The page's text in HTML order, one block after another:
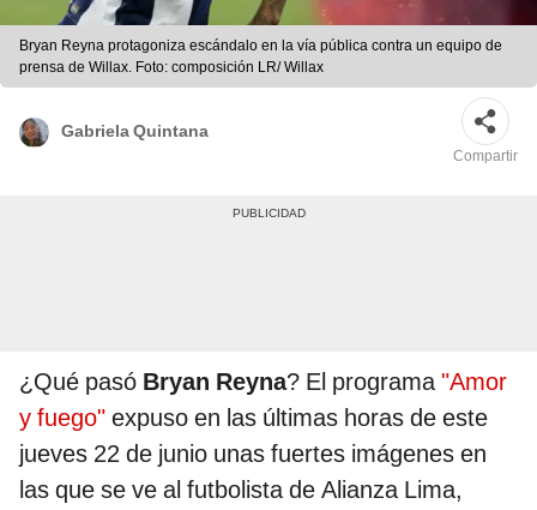
Bryan Reyna protagoniza escándalo en la vía pública contra un equipo de
prensa de Willax. Foto: composición LR/ Willax
Gabriela Quintana
Compartir
¿Qué pasó Bryan Reyna? El programa"Amor
y fuego" expuso en las últimas horas de este
jueves 22 de junio unas fuertes imágenes en
las que se ve al futbolista de Alianza Lima,